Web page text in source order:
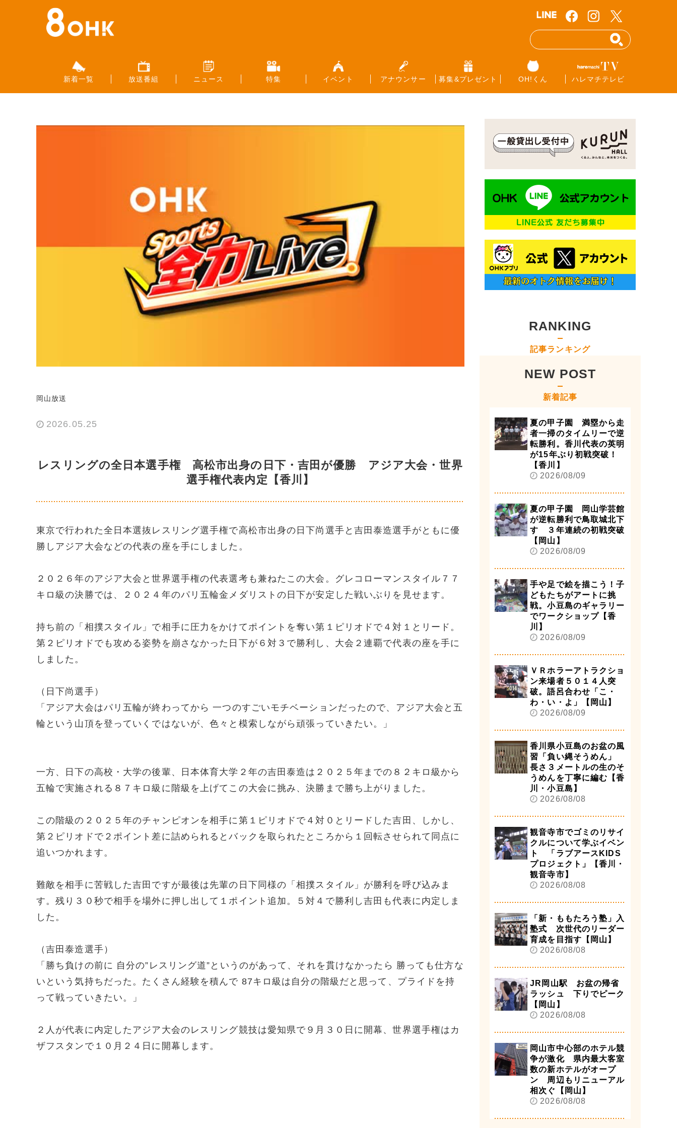
新着一覧 放送番組 ニュース 特集 イベント アナウンサー 募集&プレゼント OH!くん ハレマチテレビ
岡山放送
2026.05.25
レスリングの全日本選手権 高松市出身の日下・吉田が優勝 アジア大会・世界
選手権代表内定【香川】
東京で行われた全日本選抜レスリング選手権で高松市出身の日下尚選手と吉田泰造選手がともに優
勝しアジア大会などの代表の座を手にしました。
２０２６年のアジア大会と世界選手権の代表選考も兼ねたこの大会。グレコローマンスタイル７７
キロ級の決勝では、２０２４年のパリ五輪金メダリストの日下が安定した戦いぶりを見せます。
持ち前の「相撲スタイル」で相手に圧力をかけてポイントを奪い第１ピリオドで４対１とリード。
第２ピリオドでも攻める姿勢を崩さなかった日下が６対３で勝利し、大会２連覇で代表の座を手に
しました。
（日下尚選手）
「アジア大会はパリ五輪が終わってから 一つのすごいモチベーションだったので、アジア大会と五
輪という山頂を登っていくではないが、色々と模索しながら頑張っていきたい。」
一方、日下の高校・大学の後輩、日本体育大学２年の吉田泰造は２０２５年までの８２キロ級から
五輪で実施される８７キロ級に階級を上げてこの大会に挑み、決勝まで勝ち上がりました。
この階級の２０２５年のチャンピオンを相手に第１ピリオドで４対０とリードした吉田、しかし、
第２ピリオドで２ポイント差に詰められるとバックを取られたところから１回転させられて同点に
追いつかれます。
難敵を相手に苦戦した吉田ですが最後は先輩の日下同様の「相撲スタイル」が勝利を呼び込みま
す。残り３０秒で相手を場外に押し出して１ポイント追加。５対４で勝利し吉田も代表に内定しま
した。
（吉田泰造選手）
「勝ち負けの前に 自分の”レスリング道”というのがあって、それを貫けなかったら 勝っても仕方な
いという気持ちだった。たくさん経験を積んで 87キロ級は自分の階級だと思って、プライドを持
って戦っていきたい。」
２人が代表に内定したアジア大会のレスリング競技は愛知県で９月３０日に開幕、世界選手権はカ
ザフスタンで１０月２４日に開幕します。
RANKING
記事ランキング
NEW POST
新着記事
夏の甲子園 満塁から走
者一掃のタイムリーで逆
転勝利。香川代表の英明
が15年ぶり初戦突破！
【香川】
2026/08/09
夏の甲子園 岡山学芸館
が逆転勝利で鳥取城北下
す ３年連続の初戦突破
【岡山】
2026/08/09
手や足で絵を描こう！子
どもたちがアートに挑
戦。小豆島のギャラリー
でワークショップ【香
川】
2026/08/09
ＶＲホラーアトラクショ
ン来場者５０１４人突
破。語呂合わせ「こ・
わ・い・よ」【岡山】
2026/08/09
香川県小豆島のお盆の風
習「負い縄そうめん」
長さ３メートルの生のそ
うめんを丁寧に編む【香
川・小豆島】
2026/08/08
観音寺市でゴミのリサイ
クルについて学ぶイベン
ト 「ラブアースKIDS
プロジェクト」【香川・
観音寺市】
2026/08/08
「新・ももたろう塾」入
塾式 次世代のリーダー
育成を目指す【岡山】
2026/08/08
JR岡山駅 お盆の帰省
ラッシュ 下りでピーク
【岡山】
2026/08/08
岡山市中心部のホテル競
争が激化 県内最大客室
数の新ホテルがオープ
ン 周辺もリニューアル
相次ぐ【岡山】
2026/08/08